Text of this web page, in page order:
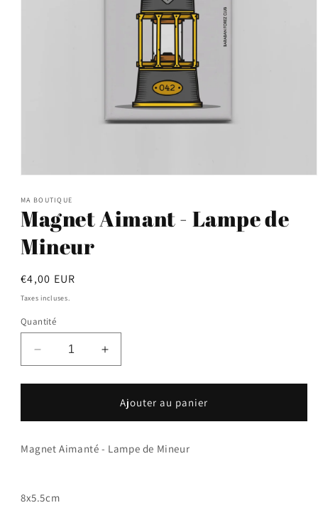
média
1
dans
fenêtre
modale
MA BOUTIQUE
Magnet Aimant - Lampe de
Mineur
Prix
habituel
€4,00 EUR
Taxes incluses.
Quantité
Réduire
la
quantité
-
Lampe
Augmenter
la
quantité
Ajouter au panier
Magnet Aimanté - Lampe de Mineur
8x5.5cm